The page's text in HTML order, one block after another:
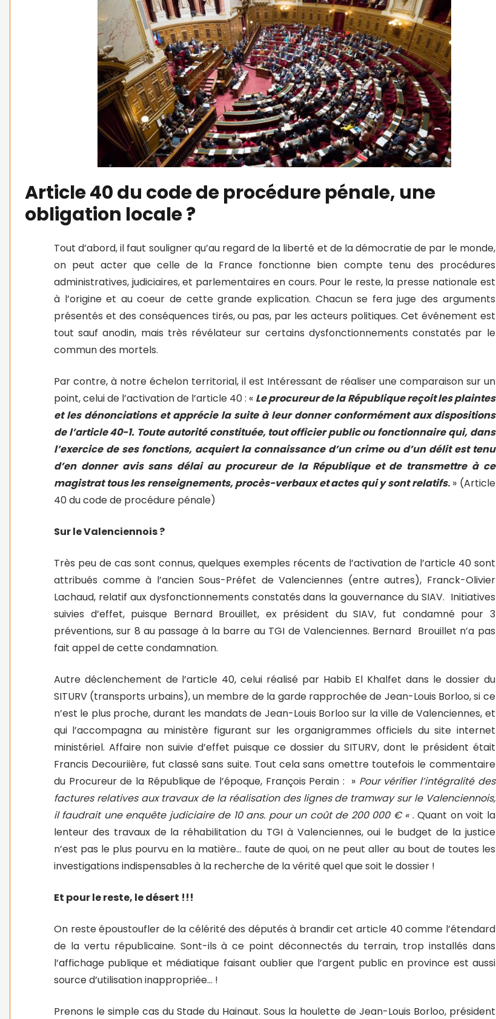
Article 40 du code de procédure pénale, une
obligation locale ?
Tout d’abord, il faut souligner qu’au regard de la liberté et de la démocratie de par le monde,
on peut acter que celle de la France fonctionne bien compte tenu des procédures
administratives, judiciaires, et parlementaires en cours. Pour le reste, la presse nationale est
à l’origine et au coeur de cette grande explication. Chacun se fera juge des arguments
présentés et des conséquences tirés, ou pas, par les acteurs politiques. Cet événement est
tout sauf anodin, mais très révélateur sur certains dysfonctionnements constatés par le
commun des mortels.
Par contre, à notre échelon territorial, il est Intéressant de réaliser une comparaison sur un
point, celui de l’activation de l’article 40 : « Le procureur de la République reçoit les plaintes
et les dénonciations et apprécie la suite à leur donner conformément aux dispositions
de l’article 40-1. Toute autorité constituée, tout officier public ou fonctionnaire qui, dans
l’exercice de ses fonctions, acquiert la connaissance d’un crime ou d’un délit est tenu
d’en donner avis sans délai au procureur de la République et de transmettre à ce
magistrat tous les renseignements, procès-verbaux et actes qui y sont relatifs.» (Article
40 du code de procédure pénale)
Sur le Valenciennois ?
Très peu de cas sont connus, quelques exemples récents de l’activation de l’article 40 sont
attribués comme à l’ancien Sous-Préfet de Valenciennes (entre autres), Franck-Olivier
Lachaud, relatif aux dysfonctionnements constatés dans la gouvernance du SIAV. Initiatives
suivies d’effet, puisque Bernard Brouillet, ex président du SIAV, fut condamné pour 3
préventions, sur 8 au passage à la barre au TGI de Valenciennes. Bernard Brouillet n’a pas
fait appel de cette condamnation.
Autre déclenchement de l’article 40, celui réalisé par Habib El Khalfet dans le dossier du
SITURV (transports urbains), un membre de la garde rapprochée de Jean-Louis Borloo, si ce
n’est le plus proche, durant les mandats de Jean-Louis Borloo sur la ville de Valenciennes, et
qui l’accompagna au ministère figurant sur les organigrammes officiels du site internet
ministériel. Affaire non suivie d’effet puisque ce dossier du SITURV, dont le président était
Francis Decouriière, fut classé sans suite. Tout cela sans omettre toutefois le commentaire
du Procureur de la République de l’époque, François Perain : » Pour vérifier l’intégralité des
factures relatives aux travaux de la réalisation des lignes de tramway sur le Valenciennois,
il faudrait une enquête judiciaire de 10 ans. pour un coût de 200 000 € «. Quant on voit la
lenteur des travaux de la réhabilitation du TGI à Valenciennes, oui le budget de la justice
n’est pas le plus pourvu en la matière… faute de quoi, on ne peut aller au bout de toutes les
investigations indispensables à la recherche de la vérité quel que soit le dossier !
Et pour le reste, le désert !!!
On reste époustoufler de la célérité des députés à brandir cet article 40 comme l’étendard
de la vertu républicaine. Sont-ils à ce point déconnectés du terrain, trop installés dans
l’affichage publique et médiatique faisant oublier que l’argent public en province est aussi
source d’utilisation inappropriée… !
Prenons le simple cas du Stade du Hainaut. Sous la houlette de Jean-Louis Borloo, président